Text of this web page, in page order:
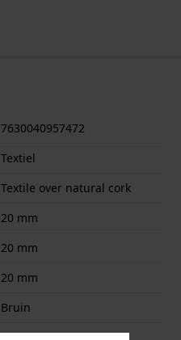
7630040957472
Textiel
Textile over natural cork
20 mm
20 mm
20 mm
Bruin